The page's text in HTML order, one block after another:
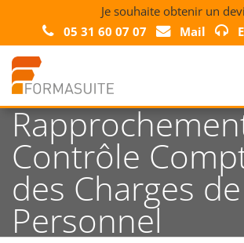
Je souhaite obtenir un
05 31 60 07 07
Mail
Contrôle
des Charges de
Personnel